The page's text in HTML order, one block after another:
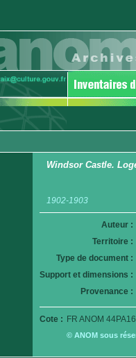
Windsor Castle.
1902-1903
Auteur :
Territoire :
Type de document :
Support et dimensions :
Provenance :
Cote : FR ANOM
© ANOM sous